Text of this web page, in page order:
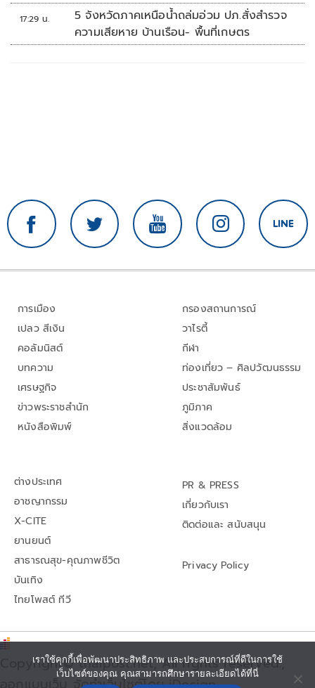
17:29 น.
5 จังหวัดภาคเหนือน้ำถล่มอ่วม ปภ.สั่งสำรวจ
ความเสียหาย บ้านเรือน- พื้นที่เกษตร
การเมือง
เปลว สีเงิน
คอลัมนิสต์
บทความ
เศรษฐกิจ
ข่าวพระราชสำนัก
หนังสือพิมพ์
กรองสถานการณ์
วาไรตี้
กีฬา
ท่องเที่ยว – ศิลปวัฒนธรรม
ประชาสัมพันธ์
ภูมิภาค
สิ่งแวดล้อม
ต่างประเทศ
อาชญากรรม
X-CITE
ยานยนต์
สาธารณสุข-คุณภาพชีวิต
บันเทิง
ไทยโพสต์ ทีวี
PR & PRESS
เกี่ยวกับเรา
ติดต่อและ สนับสนุน
Privacy Policy
Copyright© thaipost.net, All rights reserved.,
เราใช้คุกกี้เพื่อพัฒนาประสิทธิภาพ และประสบการณ์ที่ดีในการใช้
เว็บไซต์ของคุณ คุณสามารถศึกษารายละเอียดได้ที่นี่